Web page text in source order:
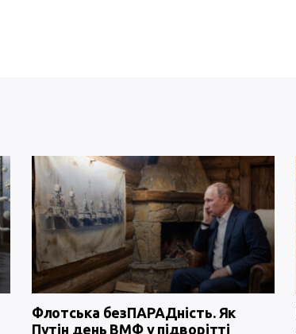
Флотська безПАРАДність. Як
Путін день ВМФ у підворітті